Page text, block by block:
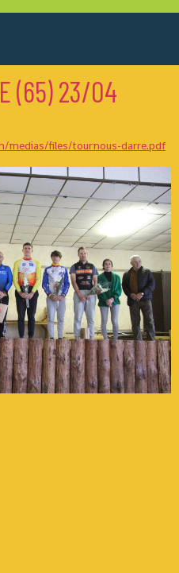
(65) 23/04
medias/files/tournous-darre.pdf